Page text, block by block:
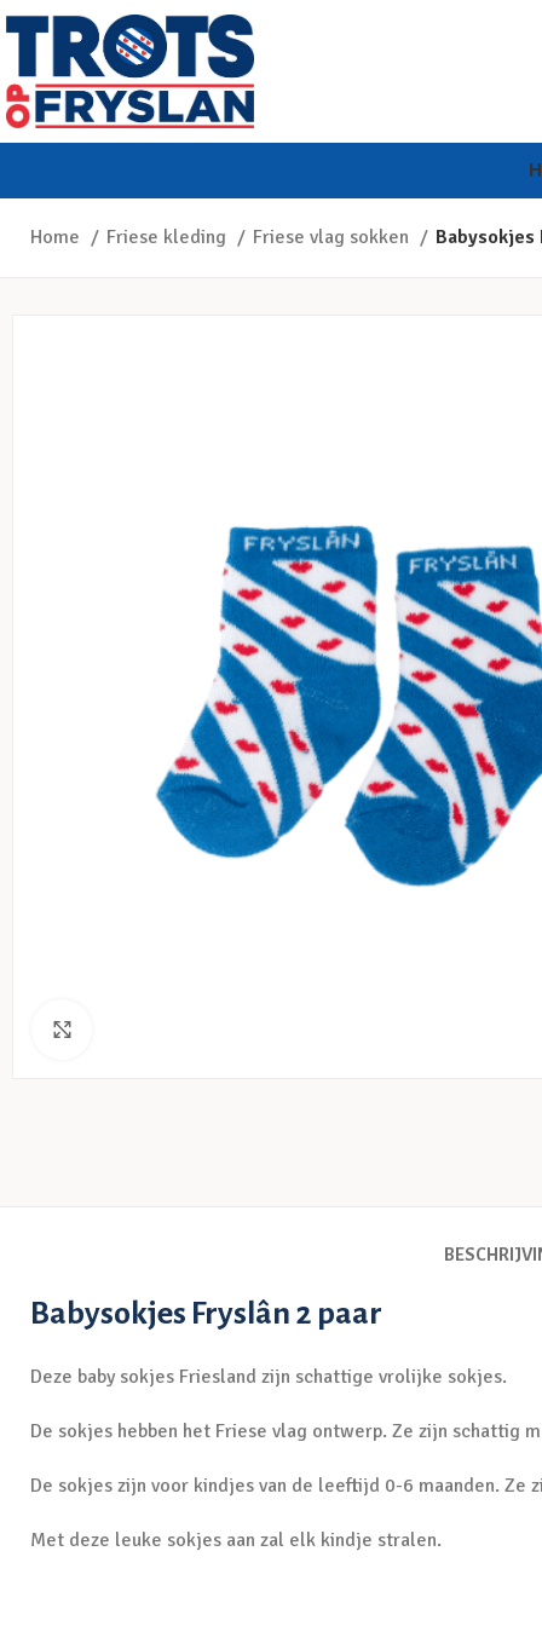
Home Friese kleding Friese vlag sokken Babysokjes
Babysokjes Fryslân 2 paar
Deze baby sokjes Friesland zijn schattige vrolijke sokjes.
De sokjes hebben het Friese vlag ontwerp. Ze zijn schattig
De sokjes zijn voor kindjes van de leeftijd 0-6 maanden. Ze
Met deze leuke sokjes aan zal elk kindje stralen.